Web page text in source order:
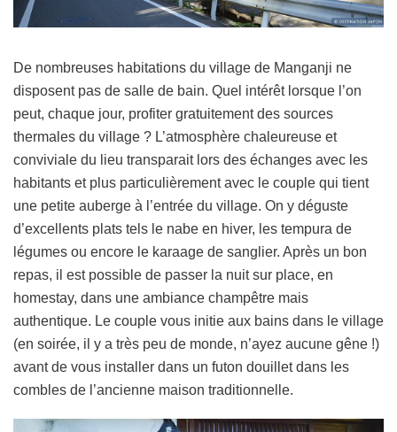
De nombreuses habitations du village de Manganji ne
disposent pas de salle de bain. Quel intérêt lorsque l’on
peut, chaque jour, profiter gratuitement des sources
thermales du village ? L’atmosphère chaleureuse et
conviviale du lieu transparait lors des échanges avec les
habitants et plus particulièrement avec le couple qui tient
une petite auberge à l’entrée du village. On y déguste
d’excellents plats tels le nabe en hiver, les tempura de
légumes ou encore le karaage de sanglier. Après un bon
repas, il est possible de passer la nuit sur place, en
homestay, dans une ambiance champêtre mais
authentique. Le couple vous initie aux bains dans le village
(en soirée, il y a très peu de monde, n’ayez aucune gêne !)
avant de vous installer dans un futon douillet dans les
combles de l’ancienne maison traditionnelle.